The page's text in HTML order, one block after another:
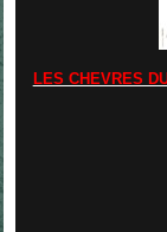
LES CHEVRES